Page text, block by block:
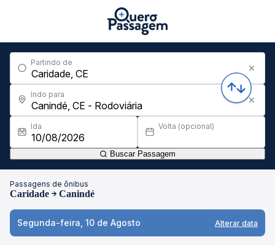
Partindo de
Indo para
Ida Volta (opcional)
Buscar Passagem
Passagens de ônibus
Caridade Canindé
Segunda-feira, 10 de Agosto Alterar data